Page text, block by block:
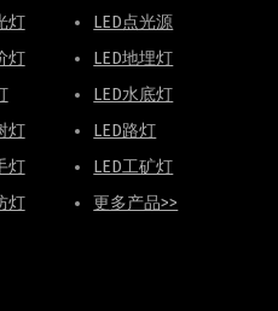
灯
LED点光源
灯
LED地埋灯
LED水底灯
灯
LED路灯
灯
LED工矿灯
灯 更多产品>>